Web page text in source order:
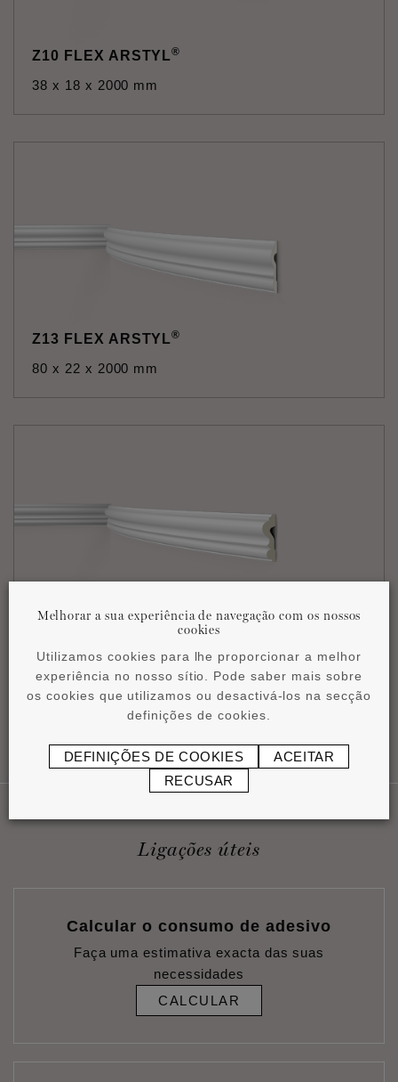
Z10 FLEX ARSTYL®
38 x 18 x 2000 mm
Z13 FLEX ARSTYL®
80 x 22 x 2000 mm
Z1360 FLEX ARSTYL®
60 x 15 x 2000 mm
VOLTAR AO TOPO DA PÁGINA
Ligações úteis
Calcular o consumo de adesivo
Faça uma estimativa exacta das suas
necessidades
CALCULAR
Melhorar a sua experiência de navegação com os nossos
cookies
Utilizamos cookies para lhe proporcionar a melhor
experiência no nosso sítio. Pode saber mais sobre
os cookies que utilizamos ou desactivá-los na secção
definições de cookies.
DEFINIÇÕES DE COOKIES
ACEITAR
RECUSAR